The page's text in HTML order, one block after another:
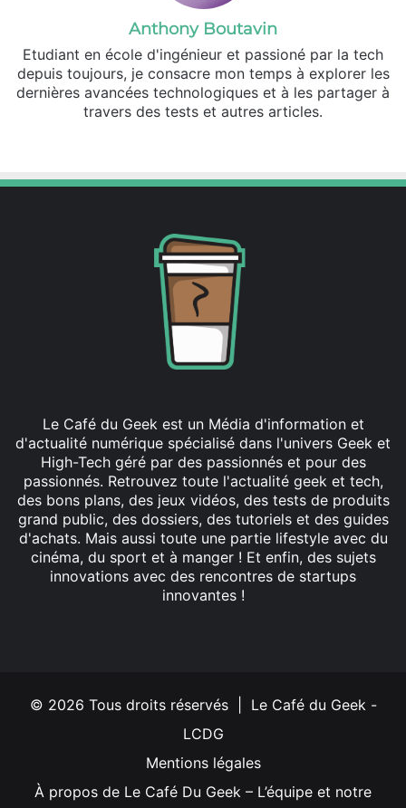
Anthony Boutavin
Etudiant en école d'ingénieur et passioné par la tech
depuis toujours, je consacre mon temps à explorer les
dernières avancées technologiques et à les partager à
travers des tests et autres articles.
Le Café du Geek est un Média d'information et
d'actualité numérique spécialisé dans l'univers Geek et
High-Tech géré par des passionnés et pour des
passionnés. Retrouvez toute l'actualité geek et tech,
des bons plans, des jeux vidéos, des tests de produits
grand public, des dossiers, des tutoriels et des guides
d'achats. Mais aussi toute une partie lifestyle avec du
cinéma, du sport et à manger ! Et enfin, des sujets
innovations avec des rencontres de startups
innovantes !
© 2026 Tous droits réservés | Le Café du Geek -
LCDG
Mentions légales
À propos de Le Café Du Geek – L’équipe et notre